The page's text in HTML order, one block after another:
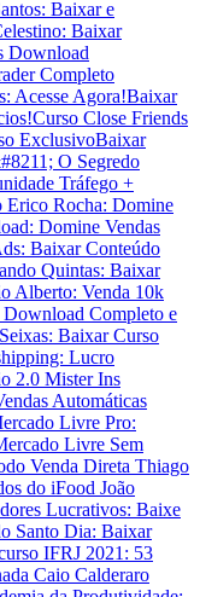
Baixar e
Baixar
Download
Completo
Acesse Agora!Baixar
Curso Close Friends
ExclusivoBaixar
O Segredo
Tráfego +
Erico Rocha: Domine
Domine Vendas
Baixar Conteúdo
Quintas: Baixar
Alberto: Venda 10k
Completo e
Baixar Curso
Lucro
2.0 Mister Ins
Automáticas
Livre Pro:
Livre Sem
Venda Direta Thiago
do iFood João
Lucrativos: Baixe
Santo Dia: Baixar
IFRJ 2021: 53
Caio Calderaro